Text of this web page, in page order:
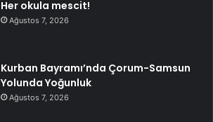
Her okula mescit!
Ağustos 7, 2026
Kurban Bayramı’nda Çorum-Samsun
Yolunda Yoğunluk
Ağustos 7, 2026